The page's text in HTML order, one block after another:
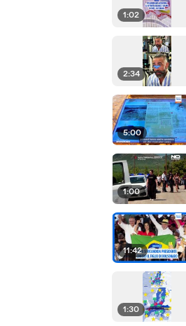
1:02
2:34
5:00
1:00
11:42
1:30